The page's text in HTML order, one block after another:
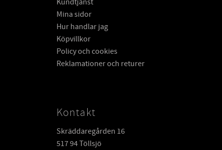
Mina sidor
Hur handlar jag
Köpvillkor
Policy och cookies
Reklamationer och returer
Kontakt
Skräddaregården 16
517 94 Töllsjö